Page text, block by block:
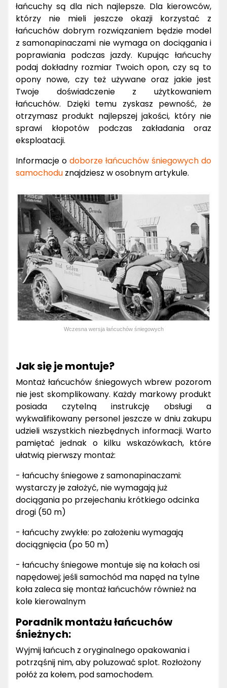
łańcuchy są dla nich najlepsze. Dla kierowców,
którzy nie mieli jeszcze okazji korzystać z
łańcuchów dobrym rozwiązaniem będzie model
z samonapinaczami nie wymaga on dociągania i
poprawiania podczas jazdy. Kupując łańcuchy
podaj dokładny rozmiar Twoich opon, czy są to
opony nowe, czy też używane oraz jakie jest
Twoje doświadczenie z użytkowaniem
łańcuchów. Dzięki temu zyskasz pewność, że
otrzymasz produkt najlepszej jakości, który nie
sprawi kłopotów podczas zakładania oraz
eksploatacji.
Informacje o doborze łańcuchów śniegowych do
samochodu znajdziesz w osobnym artykule.
Wczesna wersja łańcuchów śniegowych
Jak się je montuje?
Montaż łańcuchów śniegowych wbrew pozorom
nie jest skomplikowany. Każdy markowy produkt
posiada czytelną instrukcję obsługi a
wykwalifikowany personel jeszcze w dniu zakupu
udzieli wszystkich niezbędnych informacji. Warto
pamiętać jednak o kilku wskazówkach, które
ułatwią pierwszy montaż:
- łańcuchy śniegowe z samonapinaczami:
wystarczy je założyć, nie wymagają już
dociągania po przejechaniu krótkiego odcinka
drogi (50 m)
- łańcuchy zwykłe: po założeniu wymagają
dociągnięcia (po 50 m)
- łańcuchy śniegowe montuje się na kołach osi
napędowej; jeśli samochód ma napęd na tylne
koła zaleca się montaż łańcuchów również na
kole kierowalnym
Poradnik montażu łańcuchów
śnieżnych:
Wyjmij łańcuch z oryginalnego opakowania i
potrząśnij nim, aby poluzować splot. Rozłożony
połóż za kołem, pod samochodem.